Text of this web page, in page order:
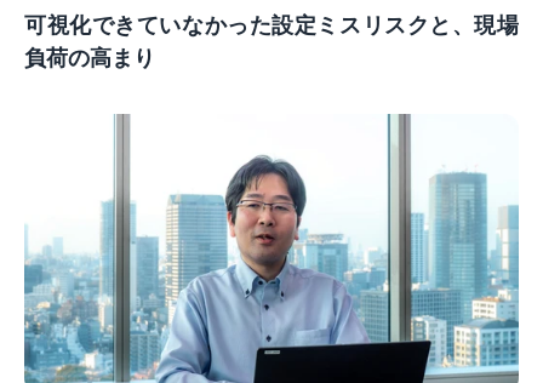
可視化できていなかった設定ミスリスクと、現場
負荷の高まり